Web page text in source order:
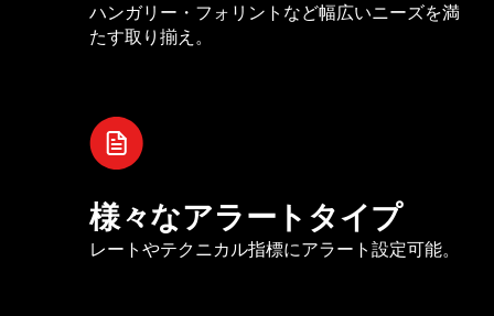
ハンガリー・フォリントなど幅広いニーズを満
たす取り揃え。
様々なアラートタイプ
レートやテクニカル指標にアラート設定可能。